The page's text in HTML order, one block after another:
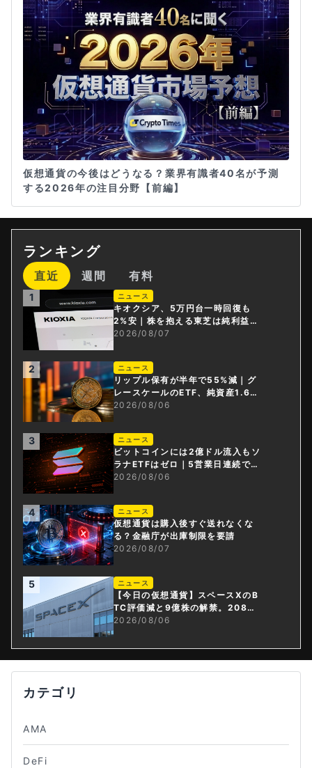
仮想通貨の今後はどうなる？業界有識者40名が予測
する2026年の注目分野【前編】
ランキング
直近 週間 有料
1 ニュース
キオクシア、5万円台一時回復も
2%安｜株を抱える東芝は純利益3
0倍
2026/08/07
2 ニュース
リップル保有が半年で55%減｜グ
レースケールのETF、純資産1.6億
ドル減
2026/08/06
3 ニュース
ビットコインには2億ドル流入もソ
ラナETFはゼロ｜5営業日連続で停
止
2026/08/06
4 ニュース
仮想通貨は購入後すぐ送れなくな
る？金融庁が出庫制限を要請
2026/08/07
5 ニュース
【今日の仮想通貨】スペースXのB
TC評価減と9億株の解禁。208億
円相当のBTCが盗難
2026/08/06
カテゴリ
AMA
DeFi